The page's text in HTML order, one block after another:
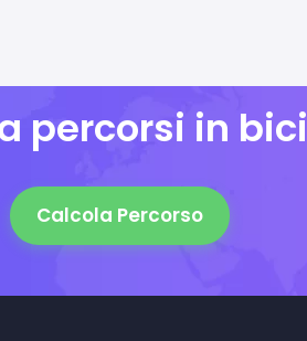
percorsi in bici
Calcola Percorso